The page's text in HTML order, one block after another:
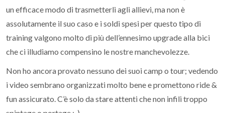
un efficace modo di trasmetterli agli allievi, ma non è
assolutamente il suo caso e i soldi spesi per questo tipo di
training valgono molto di più dell’ennesimo upgrade alla bici
che ci illudiamo compensino le nostre manchevolezze.
Non ho ancora provato nessuno dei suoi camp o tour; vedendo
i video sembrano organizzati molto bene e promettono ride &
fun assicurato. C’è solo da stare attenti che non infili troppo